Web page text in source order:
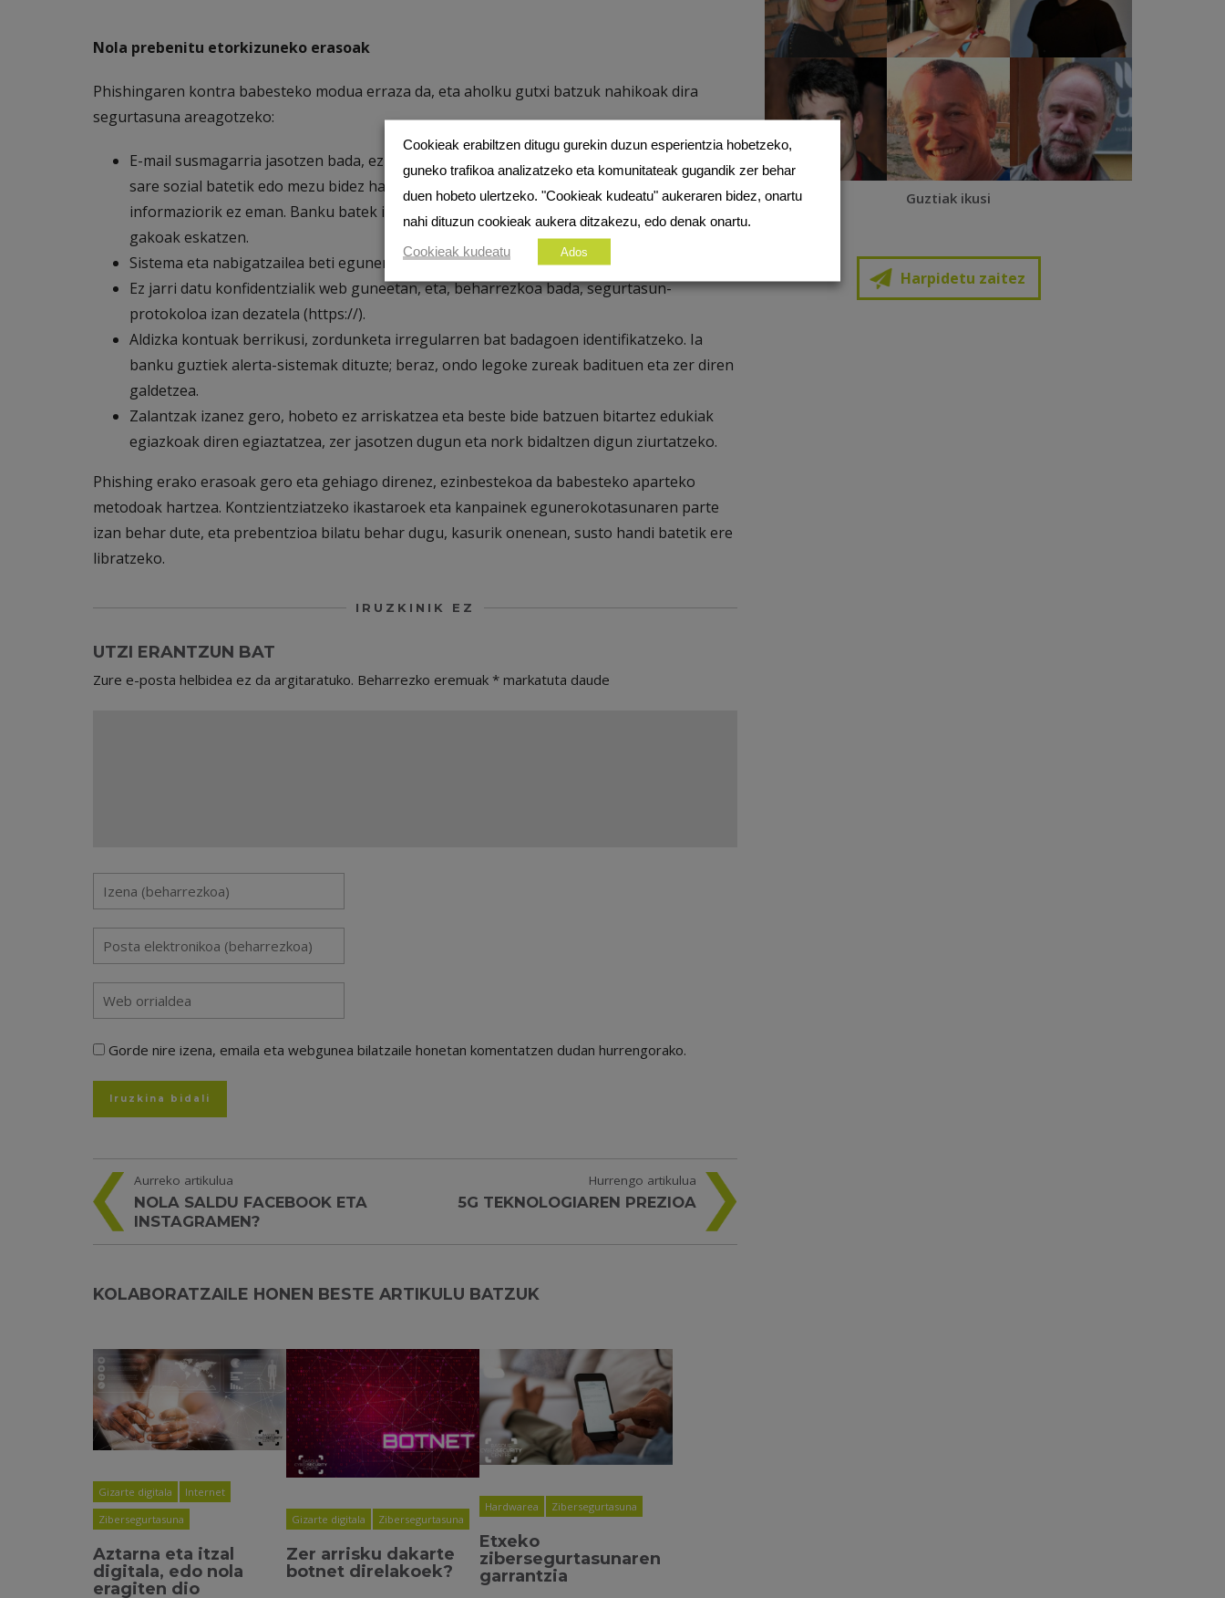
Nola prebenitu etorkizuneko erasoak
Phishingaren kontra babesteko modua erraza da, eta aholku gutxi batzuk nahikoak dira
segurtasuna areagotzeko:
E-mail susmagarria jasotzen bada, ez sakatu inolako estekarik. Dei bat jasoz gero edo
sare sozial batetik edo mezu bidez harremanetan jartzen badira, inoiz ez erantzun edo
informaziorik ez eman. Banku batek inoiz ez ditu datu pertsonalak edo sarbideko
gakoak eskatzen.
Sistema eta nabigatzailea beti eguneratuta izan eta antibirus egoki bat eduki.
Ez jarri datu konfidentzialik web guneetan, eta, beharrezkoa bada, segurtasun-
protokoloa izan dezatela (https://).
Aldizka kontuak berrikusi, zordunketa irregularren bat badagoen identifikatzeko. Ia
banku guztiek alerta-sistemak dituzte; beraz, ondo legoke zureak badituen eta zer diren
galdetzea.
Zalantzak izanez gero, hobeto ez arriskatzea eta beste bide batzuen bitartez edukiak
egiazkoak diren egiaztatzea, zer jasotzen dugun eta nork bidaltzen digun ziurtatzeko.
Phishing erako erasoak gero eta gehiago direnez, ezinbestekoa da babesteko aparteko
metodoak hartzea. Kontzientziatzeko ikastaroek eta kanpainek egunerokotasunaren parte
izan behar dute, eta prebentzioa bilatu behar dugu, kasurik onenean, susto handi batetik ere
libratzeko.
IRUZKINIK EZ
UTZI ERANTZUN BAT
Zure e-posta helbidea ez da argitaratuko. Beharrezko eremuak * markatuta daude
Gorde nire izena, emaila eta webgunea bilatzaile honetan komentatzen dudan hurrengorako.
Aurreko artikulua
NOLA SALDU FACEBOOK ETA
INSTAGRAMEN?
Hurrengo artikulua
5G TEKNOLOGIAREN PREZIOA
KOLABORATZAILE HONEN BESTE ARTIKULU BATZUK
Gizarte digitala
Internet
Zibersegurtasuna
Aztarna eta itzal
digitala, edo nola
eragiten dio
Gizarte digitala Zibersegurtasuna
Zer arrisku dakarte
botnet direlakoek?
Hardwarea Zibersegurtasuna
Etxeko
zibersegurtasunaren
garrantzia
Guztiak ikusi
Harpidetu zaitez
Cookieak erabiltzen ditugu gurekin duzun esperientzia hobetzeko,
guneko trafikoa analizatzeko eta komunitateak gugandik zer behar
duen hobeto ulertzeko. "Cookieak kudeatu" aukeraren bidez, onartu
nahi dituzun cookieak aukera ditzakezu, edo denak onartu.
Cookieak kudeatu Ados